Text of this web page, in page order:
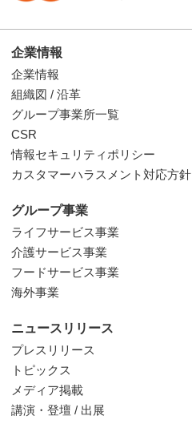
企業情報
企業情報
組織図 / 沿革
グループ事業所一覧
CSR
情報セキュリティポリシー
カスタマーハラスメント対応方針
グループ事業
ライフサービス事業
介護サービス事業
フードサービス事業
海外事業
ニュースリリース
プレスリリース
トピックス
メディア掲載
講演・登壇 / 出展